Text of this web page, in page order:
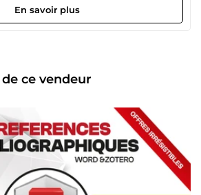
excellemment les logiciels
de données comme R, Stata,
Microsoft office, Adobe et les
de traitement de données. Je suis
d’être polyvalent me permet d'offrir
J'ai satisfait une centaine de
sur le site come up. Cet exploit
aux autres qualités de vendeur dont je
quelques-uns👇 ✅ ma réactivité : je
dans les minutes qui
: Sur 10 je livre 8.5 dans le délai
En savoir plus
ce vendeur